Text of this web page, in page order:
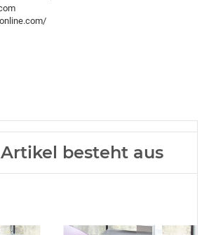
besteht aus